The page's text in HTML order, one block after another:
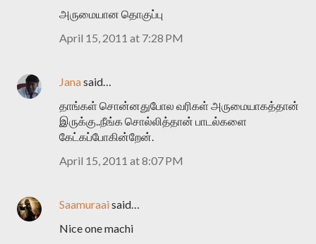
அருமையான தொகுப்பு
April 15, 2011 at 7:28 PM
Janasaid…
தாங்கள் சொன்னதுபோல வரிகள் அருமையாகத்தான்
இருக்கு..நீங்க சொல்லித்தான் பாடல்களை
கேட்கப்போகின்றேன்.
April 15, 2011 at 8:07 PM
Saamuraaisaid…
Nice one machi